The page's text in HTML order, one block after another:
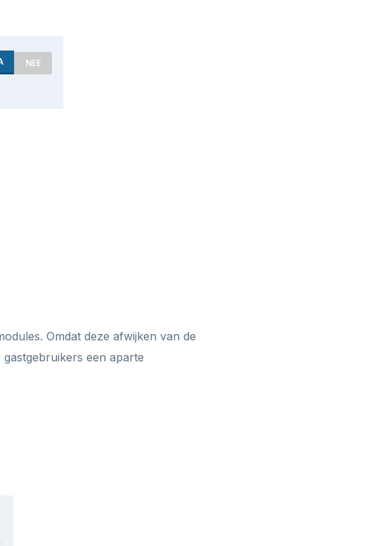
Omdat deze afwijken van de
een aparte